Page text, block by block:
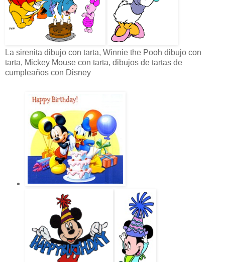
La sirenita dibujo con tarta, Winnie the Pooh dibujo con
tarta, Mickey Mouse con tarta, dibujos de tartas de
cumpleaños con Disney